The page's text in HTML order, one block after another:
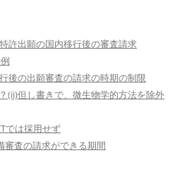
許出願の国内移行後の審査請求
後の出願審査の請求の時期の制限
(ii)但し書きで、微生物学的方法を除外
では採用せず
査の請求ができる期間